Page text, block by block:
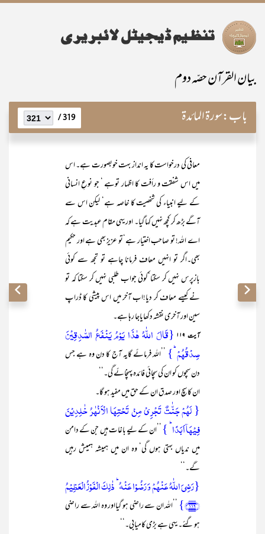
بیان القرآن حصّہ دوم
باب:سورۃ المائدۃ 319 /
معافی کی درخواست کا یہ انداز بہت خوبصورت ہے۔ اس
میں اس شفقت و رأفت کا اظہار توہے ‘ جو نوعِ انسانی
کے لیے انبیاء کی شخصیت کا خاصہ ہے‘ لیکن اس سے
آگے بڑھ کر کچھ نہیں کہا گیا۔ اور یہی مقام عبدیت ہے کہ
اے اللہ! تو صاحب اختیار ہے‘تو عزیز بھی ہے اور حکیم
بھی۔اگر تو انہیں معاف فرمانا چاہے تو تجھ سے کوئی
بازپرس نہیں کر سکتا‘کوئی جواب طلبی نہیں کر سکتا کہ تو
نے کیسے معاف کر دیا!اب آخر میں اس پیشی کا ڈراپ
سین اور آخری نقشہ دکھایاجا رہا ہے۔
آیت ۱۱۹
{قَالَ اللّٰہُ ہٰذَا یَوۡمُ یَنۡفَعُ الصّٰدِقِیۡنَ
صِدۡقُہُمۡ ؕ} ’’اللہ فرمائے گایہ آج کا دن وہ ہے جس
دن سچوں کو ان کی سچائی فائدہ پہنچائے گی۔‘‘
ان کا سچ اور صدق ان کے حق میں مفید ہو گا۔
{ لَہُمۡ جَنّٰتٌ تَجۡرِیۡ مِنۡ تَحۡتِہَا الۡاَنۡہٰرُ خٰلِدِیۡنَ
فِیۡہَاۤ اَبَدًا ؕ } ’’ان کے لیے باغات ہیں جن کے دامن
میں ندیاں بہتی ہوں گی‘ وہ ان میں ہمیشہ ہمیش رہیں
گے۔‘‘
{رَضِیَ اللّٰہُ عَنۡہُمۡ وَ رَضُوۡا عَنۡہُ ؕ ذٰلِکَ الۡفَوۡزُ الۡعَظِیۡمُ
﴿۱۱۹﴾}
’’اللہ ان سے راضی ہو گیااور وہ اللہ سے راضی
ہو گئے۔ یہی ہے بڑی کامیابی۔‘‘